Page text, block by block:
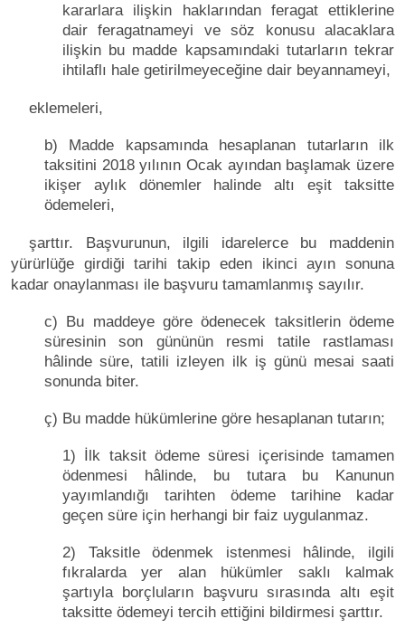
kararlara ilişkin haklarından feragat ettiklerine
dair feragatnameyi ve söz konusu alacaklara
ilişkin bu madde kapsamındaki tutarların tekrar
ihtilaflı hale getirilmeyeceğine dair beyannameyi,
eklemeleri,
b) Madde kapsamında hesaplanan tutarların ilk
taksitini 2018 yılının Ocak ayından başlamak üzere
ikişer aylık dönemler halinde altı eşit taksitte
ödemeleri,
şarttır. Başvurunun, ilgili idarelerce bu maddenin
yürürlüğe girdiği tarihi takip eden ikinci ayın sonuna
kadar onaylanması ile başvuru tamamlanmış sayılır.
c) Bu maddeye göre ödenecek taksitlerin ödeme
süresinin son gününün resmi tatile rastlaması
hâlinde süre, tatili izleyen ilk iş günü mesai saati
sonunda biter.
ç) Bu madde hükümlerine göre hesaplanan tutarın;
1) İlk taksit ödeme süresi içerisinde tamamen
ödenmesi hâlinde, bu tutara bu Kanunun
yayımlandığı tarihten ödeme tarihine kadar
geçen süre için herhangi bir faiz uygulanmaz.
2) Taksitle ödenmek istenmesi hâlinde, ilgili
fıkralarda yer alan hükümler saklı kalmak
şartıyla borçluların başvuru sırasında altı eşit
taksitte ödemeyi tercih ettiğini bildirmesi şarttır.